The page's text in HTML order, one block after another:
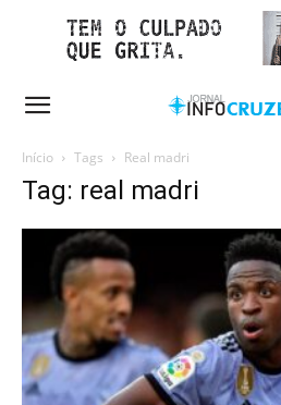
Início Tags Real madri
Tag: real madri